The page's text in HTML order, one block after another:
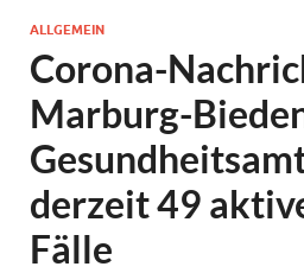
ALLGEMEIN
Corona-
Marburg-
derzeit 49
Fälle